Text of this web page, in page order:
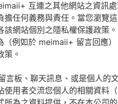
互連之其他網站之資訊
任何義務與責任。當您瀏覽
網站個別之隱私權保護政策
例如於 meimaii+ 留言回應
策。
言板、聊天訊息、或是個人的
用者交流您個人的相關資料